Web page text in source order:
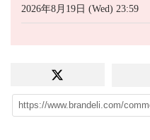
2026年8月19日 (Wed) 23:59